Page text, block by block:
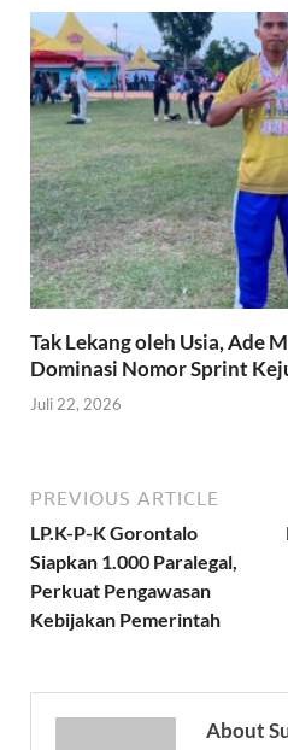
Tak Lekang oleh Usia, Ade
Dominasi Nomor Sprint
Juli 22, 2026
PREVIOUS ARTICLE
LP.K-P-K Gorontalo
Siapkan 1.000 Paralegal,
Perkuat Pengawasan
Kebijakan Pemerintah
About